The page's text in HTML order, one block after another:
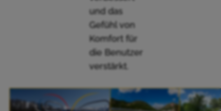
und das
Gefühl von
Komfort für
die Benutzer
verstärkt.